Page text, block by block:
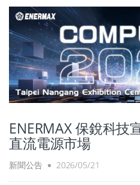
ENERMAX 保銳科技
直流電源市場
新聞公告 2026/05/21